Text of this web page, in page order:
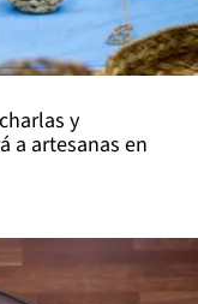
y
a artesanas en